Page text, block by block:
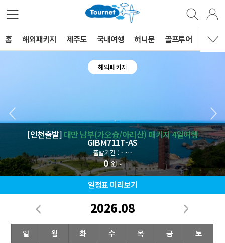
홈 해외패키지 제주도 국내여행 허니문 골프투어 MVG
해외패키지
[인천출발] 대만 남부(가오슝/아리산) 패키지 4일여행
GIBM711T-AS
출발기간 : - ~ -
0원 ~
일정표 미리보기
2026.08